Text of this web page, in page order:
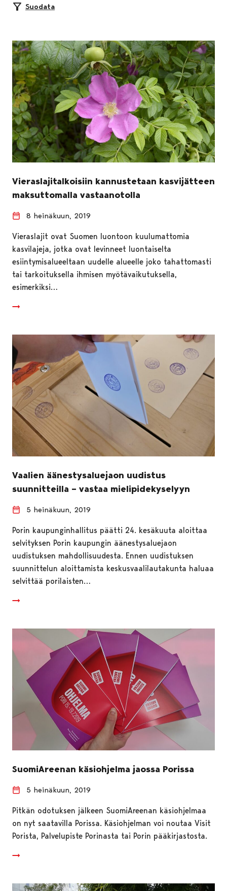
Suodata
Vieraslajitalkoisiin kannustetaan kasvijätteen
maksuttomalla vastaanotolla
8 heinäkuun, 2019
Vieraslajit ovat Suomen luontoon kuulumattomia
kasvilajeja, jotka ovat levinneet luontaiselta
esiintymisalueeltaan uudelle alueelle joko tahattomasti
tai tarkoituksella ihmisen myötävaikutuksella,
esimerkiksi…
Vaalien äänestysaluejaon uudistus
suunnitteilla – vastaa mielipidekyselyyn
5 heinäkuun, 2019
Porin kaupunginhallitus päätti 24. kesäkuuta aloittaa
selvityksen Porin kaupungin äänestysaluejaon
uudistuksen mahdollisuudesta. Ennen uudistuksen
suunnittelun aloittamista keskusvaalilautakunta haluaa
selvittää porilaisten…
SuomiAreenan käsiohjelma jaossa Porissa
5 heinäkuun, 2019
Pitkän odotuksen jälkeen SuomiAreenan käsiohjelmaa
on nyt saatavilla Porissa. Käsiohjelman voi noutaa Visit
Porista, Palvelupiste Porinasta tai Porin pääkirjastosta.